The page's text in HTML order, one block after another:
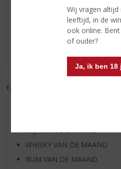
Wij vragen altijd
leeftijd, in de
ook online.
of ouder?
Ja, ik ben 18
Reviews
Schrijf een review
EXCL. BTW
WIJN VAN DE MAAND
WHISKY VAN DE MAAND
RUM VAN DE MAAND